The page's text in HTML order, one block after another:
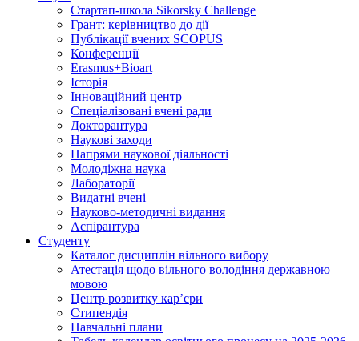
Стартап-школа Sikorsky Challenge
Грант: керівництво до дії
Публікації вчених SCOPUS
Конференції
Erasmus+Bioart
Історія
Інноваційний центр
Спеціалізовані вчені ради
Докторантура
Наукові заходи
Напрями наукової діяльності
Молодіжна наука
Лабораторії
Видатні вчені
Науково-методичні видання
Аспірантура
Студенту
Каталог дисциплін вільного вибору
Атестація щодо вільного володіння державною
мовою
Центр розвитку кар’єри
Стипендія
Навчальні плани